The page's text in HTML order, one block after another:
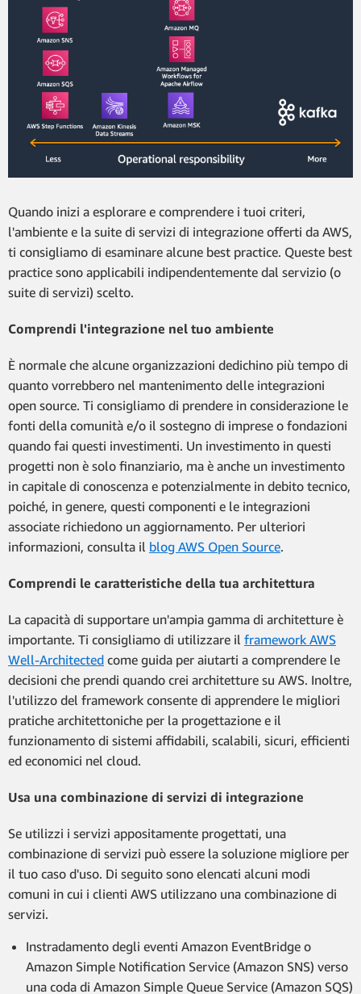
Quando inizi a esplorare e comprendere i tuoi criteri,
l'ambiente e la suite di servizi di integrazione offerti da AWS,
ti consigliamo di esaminare alcune best practice. Queste best
practice sono applicabili indipendentemente dal servizio (o
suite di servizi) scelto.
Comprendi l'integrazione nel tuo ambiente
È normale che alcune organizzazioni dedichino più tempo di
quanto vorrebbero nel mantenimento delle integrazioni
open source. Ti consigliamo di prendere in considerazione le
fonti della comunità e/o il sostegno di imprese o fondazioni
quando fai questi investimenti. Un investimento in questi
progetti non è solo finanziario, ma è anche un investimento
in capitale di conoscenza e potenzialmente in debito tecnico,
poiché, in genere, questi componenti e le integrazioni
associate richiedono un aggiornamento. Per ulteriori
informazioni, consulta il blog AWS Open Source.
Comprendi le caratteristiche della tua architettura
La capacità di supportare un'ampia gamma di architetture è
importante. Ti consigliamo di utilizzare il framework AWS
Well-Architected come guida per aiutarti a comprendere le
decisioni che prendi quando crei architetture su AWS. Inoltre,
l'utilizzo del framework consente di apprendere le migliori
pratiche architettoniche per la progettazione e il
funzionamento di sistemi affidabili, scalabili, sicuri, efficienti
ed economici nel cloud.
Usa una combinazione di servizi di integrazione
Se utilizzi i servizi appositamente progettati, una
combinazione di servizi può essere la soluzione migliore per
il tuo caso d'uso. Di seguito sono elencati alcuni modi
comuni in cui i clienti AWS utilizzano una combinazione di
servizi.
Instradamento degli eventi Amazon EventBridge o
Amazon Simple Notification Service (Amazon SNS) verso
una coda di Amazon Simple Queue Service (Amazon SQS)